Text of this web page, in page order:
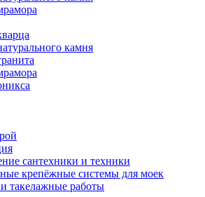
камня
сантехники и техники
крепёжные системы для моек
такелажные работы